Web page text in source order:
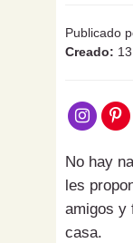
Publicado
Creado:
No hay
les
amigos y
casa.